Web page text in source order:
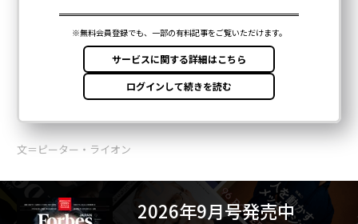
文＝ピーター・ライオン
2026年9月号発売中